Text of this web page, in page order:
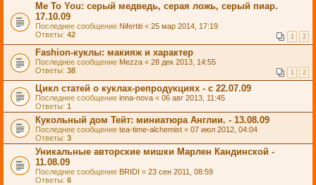
Me To You: серый медведь, серая ложь, серый пиар.
17.10.09
Последнее сообщение Nifertiti « 25 мар 2014, 17:19
Ответы: 42 1 2
Fashion-куклы: макияж и характер
Последнее сообщение Mezza « 28 дек 2013, 14:55
Ответы: 38 1 2
Цикл статей о куклах-репродукциях - с 22.07.09
Последнее сообщение inna-nova « 06 авг 2013, 11:45
Ответы: 1
Кукольный дом Тейт: миниатюра Англии. - 13.08.09
Последнее сообщение tea-time-alchemist « 07 июл 2012, 04:04
Ответы: 3
Уникальные авторские мишки Марлен Кандинской -
11.08.09
Последнее сообщение BRIDI « 23 сен 2011, 08:59
Ответы: 6